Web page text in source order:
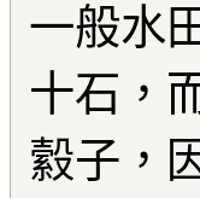
一般水
十石，
縠子，